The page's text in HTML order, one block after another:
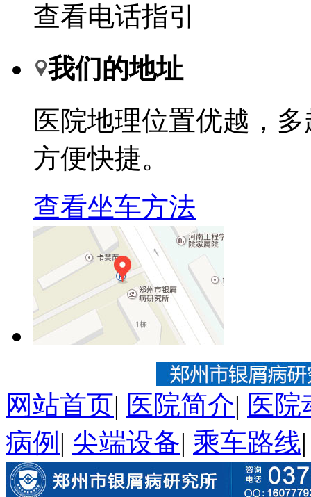
查看电话指引
我们的地址
医院地理位置优越，
方便快捷。
查看坐车方法
网站首页| 医院简介| 医院
病例 | 尖端设备| 乘车路线